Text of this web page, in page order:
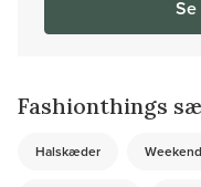
Fashionthings
Halskæder